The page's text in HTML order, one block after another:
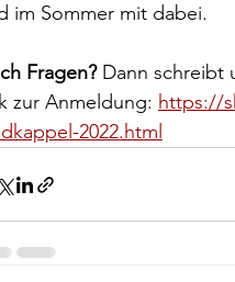
im Sommer mit dabei.
Fragen? Dann schreibt
zur Anmeldung: https://
2022.html